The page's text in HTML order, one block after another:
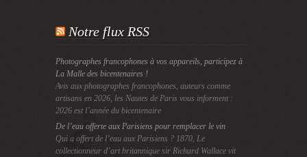
Notre flux RSS
Photographes francophones à vos appareils, participez à
La Malle des bicentenaires !
Avis aux photographes francophones, auteurs comme
artisans en 2026, les Nautes de Paris vous informent :
2026 est l’année du bicentenaire
De l’eau offerte aux Parisiens pour remplacer le vin
Qui a offert de l’eau aux Parisiens ? 1870, Le
collectionneur d’art britannique sir Richard Wallace vit